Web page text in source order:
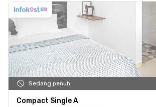
Sedang penuh
Compact Single A